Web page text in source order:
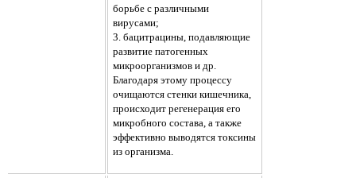
борьбе с различными
вирусами;
3. бацитрацины, подавляющие
развитие патогенных
микроорганизмов и др.
Благодаря этому процессу
очищаются стенки кишечника,
происходит регенерация его
микробного состава, а также
эффективно выводятся токсины
из организма.